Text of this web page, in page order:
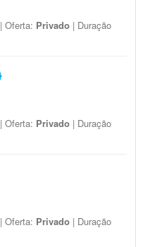
| Oferta: Privado | Duração
| Oferta: Privado | Duração
| Oferta: Privado | Duração